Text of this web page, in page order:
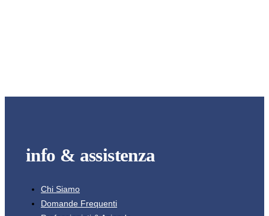
info & assistenza
Chi Siamo
Domande Frequenti